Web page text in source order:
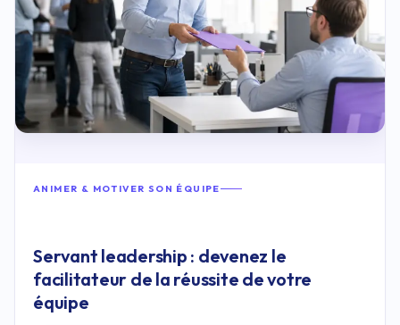
ANIMER & MOTIVER SON ÉQUIPE
Servant leadership : devenez le
facilitateur de la réussite de votre
équipe